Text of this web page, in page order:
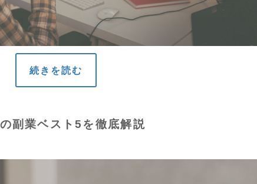
続きを読む
副業ベスト5を徹底解説